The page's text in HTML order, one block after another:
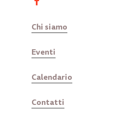
Chi siamo
Eventi
Calendario
Contatti